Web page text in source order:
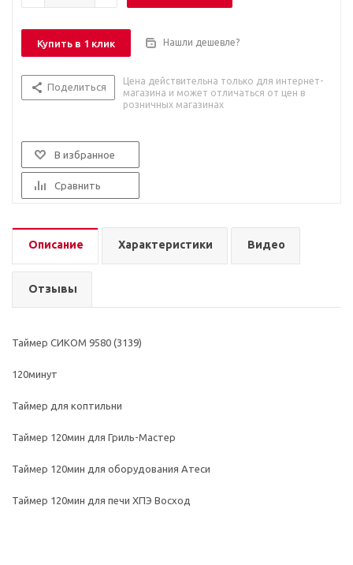
Купить в 1 клик Нашли дешевле?
Поделиться
Цена действительна только для интернет-
магазина и может отличаться от цен в
розничных магазинах
В избранное
Сравнить
Описание Характеристики Видео
Отзывы
Таймер СИКОМ 9580 (3139)
120минут
Таймер для коптильни
Таймер 120мин для Гриль-Мастер
Таймер 120мин для оборудования Атеси
Таймер 120мин для печи ХПЭ Восход